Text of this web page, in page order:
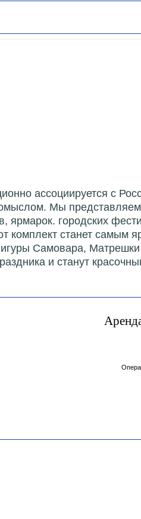
ассоциируется с
Мы
ярмарок. городских
комплект станет
Самовара, Матрешки
и станут